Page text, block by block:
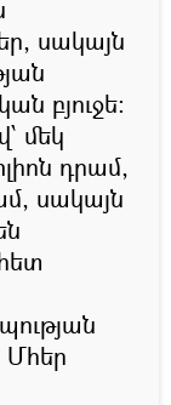
սակայն
բյուջե։
մեկ
դրամ,
սակայն